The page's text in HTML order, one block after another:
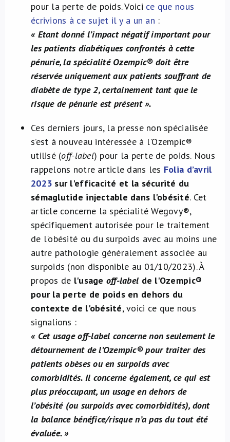
pour la perte de poids. Voici ce que nous
écrivions à ce sujet il y a un an :
« Etant donné l’impact négatif important pour
les patients diabétiques confrontés à cette
pénurie, la spécialité Ozempic® doit être
réservée uniquement aux patients souffrant de
diabète de type 2, certainement tant que le
risque de pénurie est présent ».
Ces derniers jours, la presse non spécialisée
s’est à nouveau intéressée à l'Ozempic®
utilisé (off-label) pour la perte de poids. Nous
rappelons notre article dans les Folia d’avril
2023 sur l'efficacité et la sécurité du
sémaglutide injectable dans l'obésité. Cet
article concerne la spécialité Wegovy®,
spécifiquement autorisée pour le traitement
de l'obésité ou du surpoids avec au moins une
autre pathologie généralement associée au
surpoids (non disponible au 01/10/2023). À
propos de l'usage off-label de l'Ozempic®
pour la perte de poids en dehors du
contexte de l'obésité, voici ce que nous
signalions :
« Cet usage off-label concerne non seulement le
détournement de l’Ozempic® pour traiter des
patients obèses ou en surpoids avec
comorbidités. Il concerne également, ce qui est
plus préoccupant, un usage en dehors de
l’obésité (ou surpoids avec comorbidités), dont
la balance bénéfice/risque n’a pas du tout été
évaluée. »